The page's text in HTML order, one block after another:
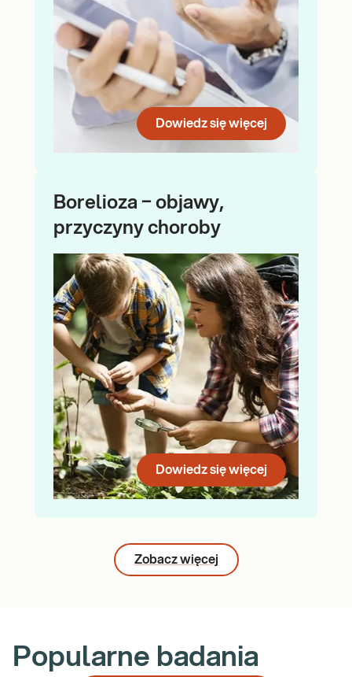
Dowiedz się więcej
Borelioza − objawy,
przyczyny choroby
Dowiedz się więcej
Zobacz więcej
Popularne badania